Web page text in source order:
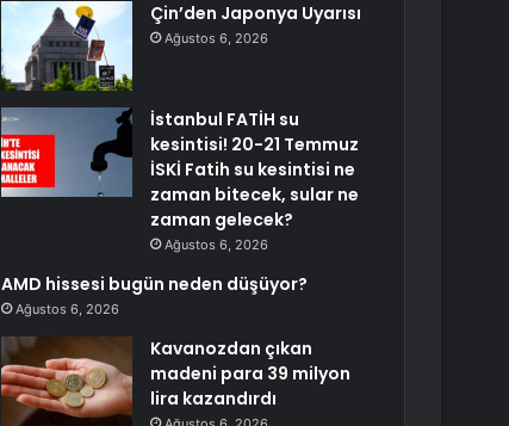
Çin’den Japonya Uyarısı
Ağustos 6, 2026
İstanbul FATİH su
kesintisi! 20-21 Temmuz
İSKİ Fatih su kesintisi ne
zaman bitecek, sular ne
zaman gelecek?
Ağustos 6, 2026
AMD hissesi bugün neden düşüyor?
Ağustos 6, 2026
Kavanozdan çıkan
madeni para 39 milyon
lira kazandırdı